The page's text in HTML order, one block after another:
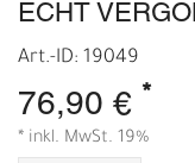
ECHT
Art.-ID: 19049
76,90 € *
* inkl. MwSt. 19%